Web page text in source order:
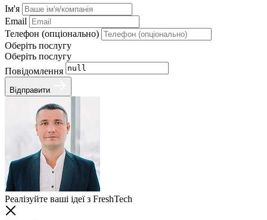
Ім'я
Email
Телефон (опціонально)
Оберіть послугу
Оберіть послугу
Повідомлення
Відправити
Реалізуйте ваші ідеї з FreshTech